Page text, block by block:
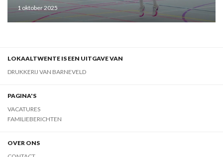
1 oktober 2025
LOKAALTWENTE IS EEN UITGAVE VAN
DRUKKERIJ VAN BARNEVELD
PAGINA'S
VACATURES
FAMILIEBERICHTEN
OVER ONS